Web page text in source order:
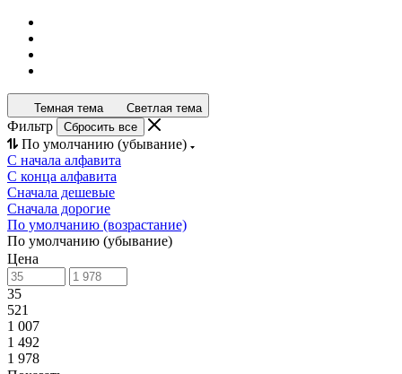
Темная тема Светлая тема
Фильтр Сбросить все
По умолчанию (убывание)
С начала алфавита
С конца алфавита
Сначала дешевые
Сначала дорогие
По умолчанию (возрастание)
По умолчанию (убывание)
Цена
35
521
1 007
1 492
1 978